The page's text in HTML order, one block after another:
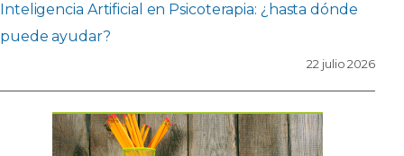
Inteligencia Artificial en Psicoterapia: ¿hasta dónde
puede ayudar?
22 julio 2026